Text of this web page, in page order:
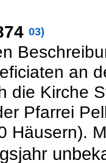
03)
an
die Kirche
Pfarrei
Häusern).